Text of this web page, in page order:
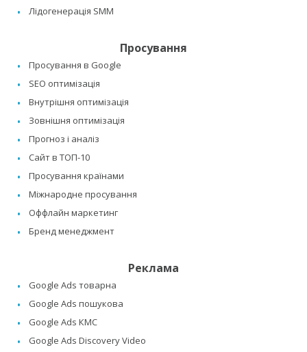
Лідогенерація SMM
Просування
Просування в Google
SEO оптимізація
Внутрішня оптимізація
Зовнішня оптимізація
Прогноз і аналіз
Сайт в ТОП-10
Просування країнами
Міжнародне просування
Оффлайн маркетинг
Бренд менеджмент
Реклама
Google Ads товарна
Google Ads пошукова
Google Ads КМС
Google Ads Discovery Video